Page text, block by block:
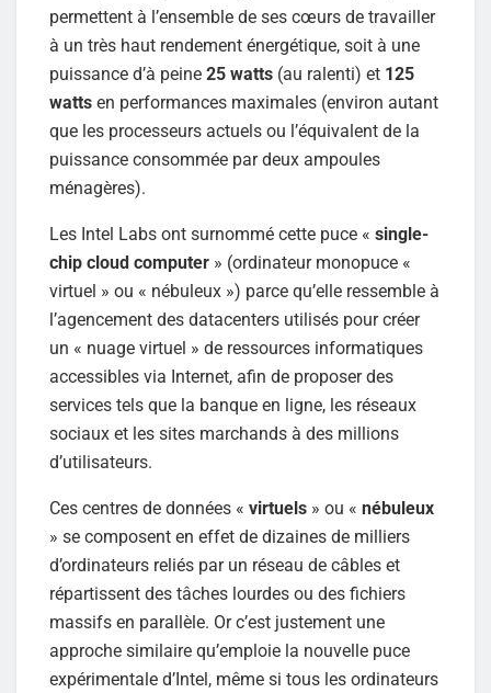
permettent à l’ensemble de ses cœurs de travailler
à un très haut rendement énergétique, soit à une
puissance d’à peine 25 watts (au ralenti) et 125
watts en performances maximales (environ autant
que les processeurs actuels ou l’équivalent de la
puissance consommée par deux ampoules
ménagères).
Les Intel Labs ont surnommé cette puce « single-
chip cloud computer » (ordinateur monopuce «
virtuel » ou « nébuleux ») parce qu’elle ressemble à
l’agencement des datacenters utilisés pour créer
un « nuage virtuel » de ressources informatiques
accessibles via Internet, afin de proposer des
services tels que la banque en ligne, les réseaux
sociaux et les sites marchands à des millions
d’utilisateurs.
Ces centres de données « virtuels » ou « nébuleux
» se composent en effet de dizaines de milliers
d’ordinateurs reliés par un réseau de câbles et
répartissent des tâches lourdes ou des fichiers
massifs en parallèle. Or c’est justement une
approche similaire qu’emploie la nouvelle puce
expérimentale d’Intel, même si tous les ordinateurs